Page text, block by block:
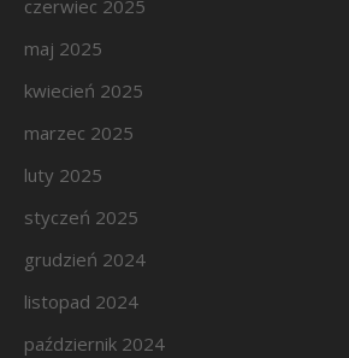
czerwiec 2025
maj 2025
kwiecień 2025
marzec 2025
luty 2025
styczeń 2025
grudzień 2024
listopad 2024
październik 2024